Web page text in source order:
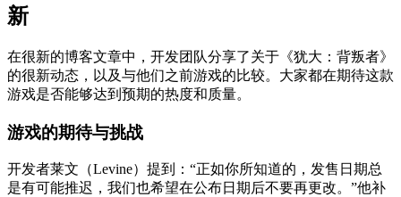
新
在很新的博客文章中，开发团队分享了关于《犹大：背叛者》
的很新动态，以及与他们之前游戏的比较。大家都在期待这款
游戏是否能够达到预期的热度和质量。
游戏的期待与挑战
开发者莱文（Levine）提到：“正如你所知道的，发售日期总
是有可能推迟，我们也希望在公布日期后不要再更改。”他补